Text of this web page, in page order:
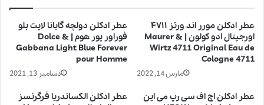
عطر ادکلن دولچه گابانا لایت بلو
فوراور پور هوم | Dolce &
Gabbana Light Blue Forever
pour Homme
دسامبر 13, 2021
عطر ادکلن مورر اند ورتز ۴۷۱۱
اورجینال ادو کولون | Maurer &
Wirtz 4711 Original Eau de
Cologne 4711
مارس 14, 2022
عطر ادکلن الکساندریا فرگرنسز
عطر ادکلن اچ اف سی رپ می این